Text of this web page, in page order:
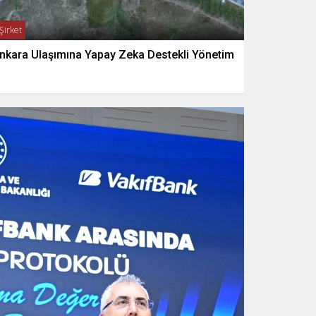
Şirket
Ulaşımına Yapay Zeka Destekli Yönetim